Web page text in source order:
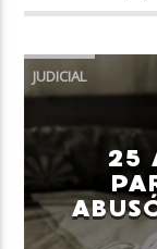
JUDICIAL
25